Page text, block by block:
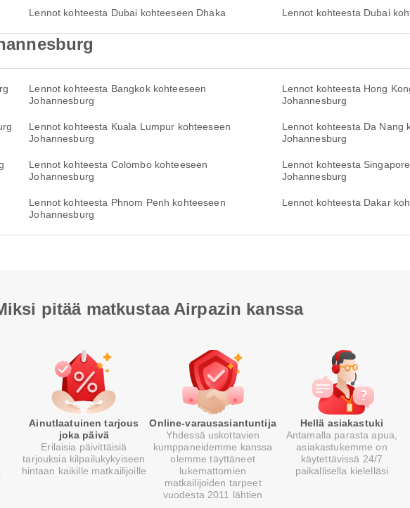
Lennot kohteesta Dubai kohteeseen Dhaka Lennot kohteesta Dubai
Lennot kohteesta Bangkok kohteeseen
Johannesburg
Lennot kohteesta Hong
Johannesburg
Lennot kohteesta Kuala Lumpur kohteeseen
Johannesburg
Lennot kohteesta Da Nang
Johannesburg
Lennot kohteesta Colombo kohteeseen
Johannesburg
Lennot kohteesta
Johannesburg
Lennot kohteesta Phnom Penh kohteeseen
Johannesburg
Lennot kohteesta Dakar
pitää matkustaa Airpazin kanssa
Ainutlaatuinen tarjous
joka päivä
Erilaisia päivittäisiä
tarjouksia kilpailukykyiseen
hintaan kaikille matkailijoille
Online-varausasiantuntija
Yhdessä uskottavien
kumppaneidemme kanssa
olemme täyttäneet
lukemattomien
matkailijoiden tarpeet
vuodesta 2011 lähtien
Hellä asiakastuki
Antamalla parasta apua,
asiakastukemme on
käytettävissä 24/7
paikallisella kielelläsi